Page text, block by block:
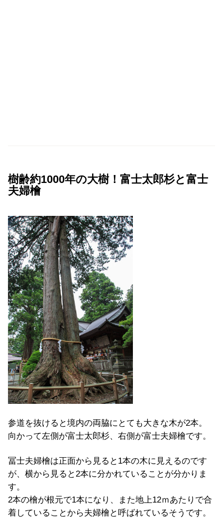
樹齢約1000年の大樹！富士太郎杉と富士
夫婦檜
参道を抜けると境内の両脇にとても大きな木が2本。
向かって左側が富士太郎杉、右側が富士夫婦檜です。
冨士夫婦檜は正面から見ると1本の木に見えるのです
が、横から見ると2本に分かれていることが分かりま
す。
2本の檜が根元で1本になり、また地上12ｍあたりで合
着していることから夫婦檜と呼ばれているそうです。